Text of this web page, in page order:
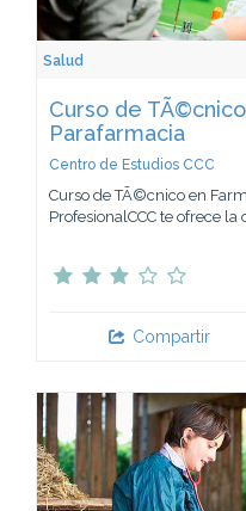
Salud
Curso de
Parafarmacia
Centro de Estudios CCC
Curso de TÃ©cnico en
ProfesionalCCC te ofrece la
Compartir